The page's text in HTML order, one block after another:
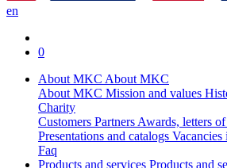
en
0
About MKC About MKC
About MKC Mission and values
Charity
Customers PartnersAwards, letters
Presentations and catalogs
Faq
Products and services Products and